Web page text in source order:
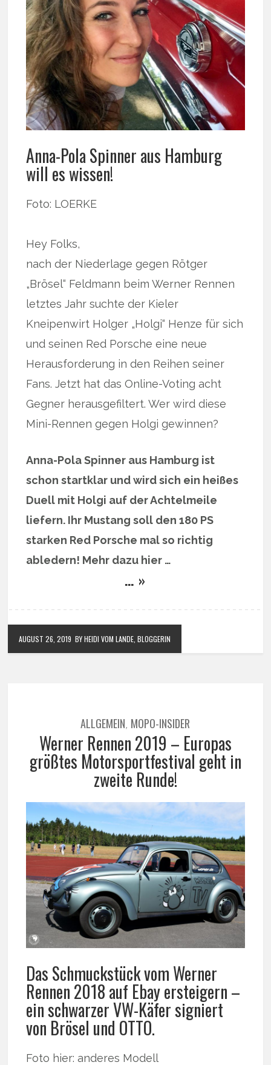
Anna-Pola Spinner aus Hamburg
will es wissen!
Foto: LOERKE
Hey Folks,
nach der Niederlage gegen Rötger
„Brösel“ Feldmann beim Werner Rennen
letztes Jahr suchte der Kieler
Kneipenwirt Holger „Holgi“ Henze für sich
und seinen Red Porsche eine neue
Herausforderung in den Reihen seiner
Fans. Jetzt hat das Online-Voting acht
Gegner herausgefiltert. Wer wird diese
Mini-Rennen gegen Holgi gewinnen?
Anna-Pola Spinner aus Hamburg ist
schon startklar und wird sich ein heißes
Duell mit Holgi auf der Achtelmeile
liefern. Ihr Mustang soll den 180 PS
starken Red Porsche mal so richtig
abledern! Mehr dazu hier …
… »
AUGUST 26, 2019 BY HEIDI VOM LANDE, BLOGGERIN
ALLGEMEIN, MOPO-INSIDER
Werner Rennen 2019 – Europas
größtes Motorsportfestival geht in
zweite Runde!
Das Schmuckstück vom Werner
Rennen 2018 auf Ebay ersteigern –
ein schwarzer VW-Käfer signiert
von Brösel und OTTO.
Foto hier: anderes Modell